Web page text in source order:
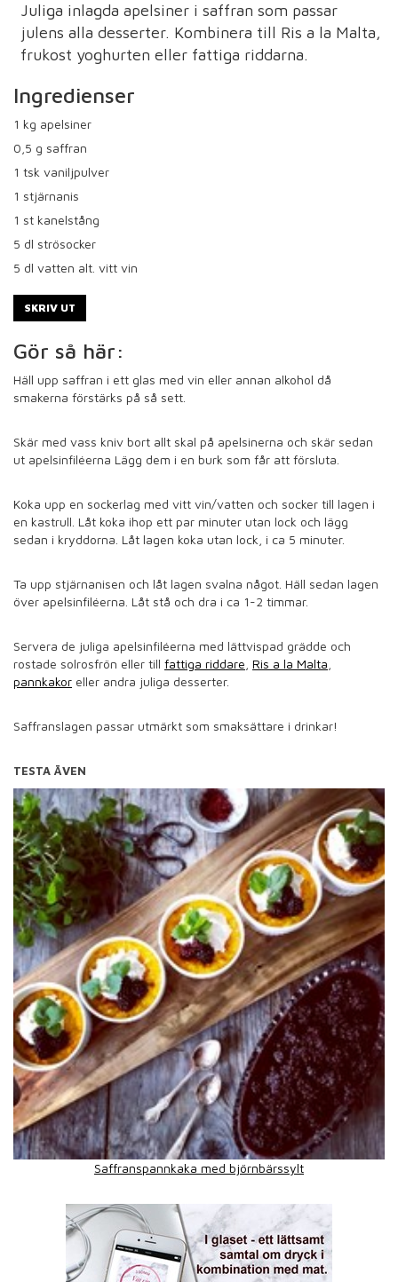
Juliga inlagda apelsiner i saffran som passar
julens alla desserter. Kombinera till Ris a la Malta,
frukost yoghurten eller fattiga riddarna.
Ingredienser
1 kg apelsiner
0,5 g saffran
1 tsk vaniljpulver
1 stjärnanis
1 st kanelstång
5 dl strösocker
5 dl vatten alt. vitt vin
SKRIV UT
Gör så här:
Häll upp saffran i ett glas med vin eller annan alkohol då
smakerna förstärks på så sett.
Skär med vass kniv bort allt skal på apelsinerna och skär sedan
ut apelsinfiléerna Lägg dem i en burk som får att försluta.
Koka upp en sockerlag med vitt vin/vatten och socker till lagen i
en kastrull. Låt koka ihop ett par minuter utan lock och lägg
sedan i kryddorna. Låt lagen koka utan lock, i ca 5 minuter.
Ta upp stjärnanisen och låt lagen svalna något. Häll sedan lagen
över apelsinfiléerna. Låt stå och dra i ca 1-2 timmar.
Servera de juliga apelsinfiléerna med lättvispad grädde och
rostade solrosfrön eller till fattiga riddare Ris a la Malta
pannkakor eller andra juliga desserter.
Saffranslagen passar utmärkt som smaksättare i drinkar!
TESTA ÄVEN
Saffranspannkaka med björnbärssylt